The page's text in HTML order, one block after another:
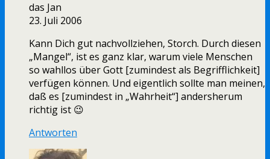
das Jan
23. Juli 2006
Kann Dich gut nachvollziehen, Storch. Durch diesen
„Mangel“, ist es ganz klar, warum viele Menschen
so wahllos über Gott [zumindest als Begrifflichkeit]
verfügen können. Und eigentlich sollte man meinen,
daß es [zumindest in „Wahrheit“] andersherum
richtig ist 😉
Antworten